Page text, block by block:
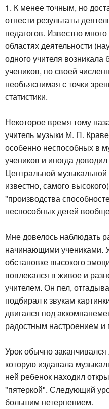
1. К менее точным, но
отнести результаты
педагогов. Известно
областях деятельности
одного учителя
учеников, по своей
необъяснимая с точки
статистики.
Некоторое время тому
учитель музыки М. П.
особенно неспособных в
учеников и иногда
Центральной музыкальной
известно, самого
"производства
неспособных детей
Мне довелось наблюдать
начинающими учениками.
обстановке высокого
вовлекался в живое и
учителем. Он пел,
подбирал к звукам
двигался под
радостным настроением
Урок обычно
которую издавала
ней ребенок находил
"пятеркой". Следующий
большим нетерпением.